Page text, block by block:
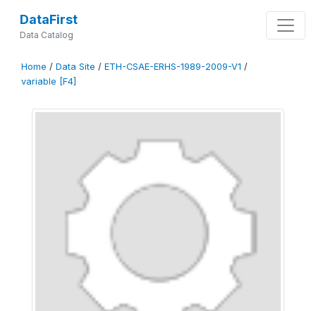
DataFirst
Data Catalog
Home / Data Site / ETH-CSAE-ERHS-1989-2009-V1 /
variable [F4]